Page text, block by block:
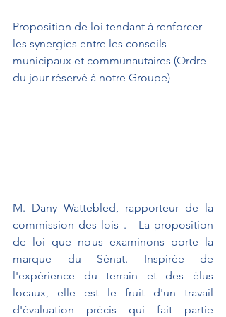
Proposition de loi tendant à renforcer
les synergies entre les conseils
municipaux et communautaires (Ordre
du jour réservé à notre Groupe)
M. Dany Wattebled, rapporteur de la
commission des lois . - La proposition
de loi que nous examinons porte la
marque du Sénat. Inspirée de
l'expérience du terrain et des élus
locaux, elle est le fruit d'un travail
d'évaluation précis qui fait partie